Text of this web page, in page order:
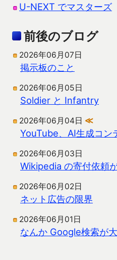
U-NEXT でマスターズ
前後のブログ
2026年06月07日
掲示板のこと
2026年06月05日
Soldier と Infantry
2026年06月04日 ≪
YouTube、AI生成コン
2026年06月03日
Wikipedia の寄付依頼
2026年06月02日
ネット広告の限界
2026年06月01日
なんか Google検索が